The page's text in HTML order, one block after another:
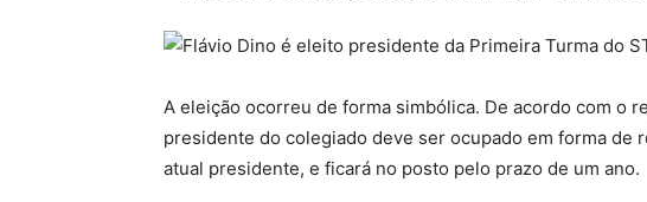
A eleição ocorreu de forma simbólica. De acordo com o
presidente do colegiado deve ser ocupado em forma de
atual presidente, e ficará no posto pelo prazo de um ano.